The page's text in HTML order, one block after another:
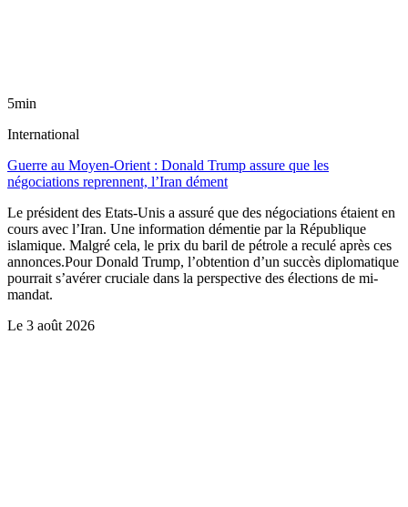
5min
International
Guerre au Moyen-Orient : Donald Trump assure que les
négociations reprennent, l’Iran dément
Le président des Etats-Unis a assuré que des négociations étaient en
cours avec l’Iran. Une information démentie par la République
islamique. Malgré cela, le prix du baril de pétrole a reculé après ces
annonces.Pour Donald Trump, l’obtention d’un succès diplomatique
pourrait s’avérer cruciale dans la perspective des élections de mi-
mandat.
Le 3 août 2026